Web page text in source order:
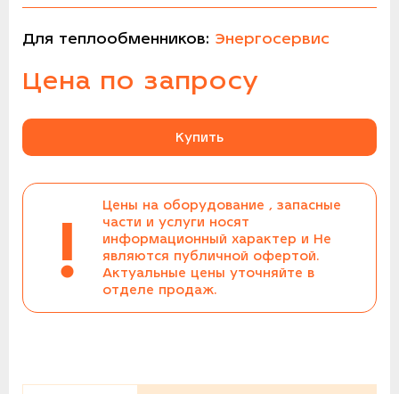
Для теплообменников: Энергосервис
Цена по запросу
Купить
!
Цены на оборудование , запасные
части и услуги носят
информационный характер и Не
являются публичной офертой.
Актуальные цены уточняйте в
отделе продаж.